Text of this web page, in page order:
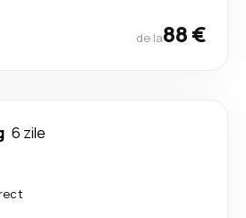
de la88 €
6 zile